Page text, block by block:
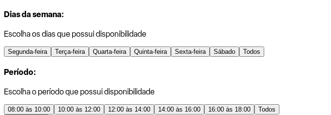
Dias da semana:
Escolha os dias que possui disponibilidade
Segunda-feira Terça-feira Quarta-feira Quinta-feira Sexta-feira Sábado Todos
Período:
Escolha o período que possui disponibilidade
08:00 às 10:00 10:00 às 12:00 12:00 às 14:00 14:00 às 16:00 16:00 às 18:00
Todos